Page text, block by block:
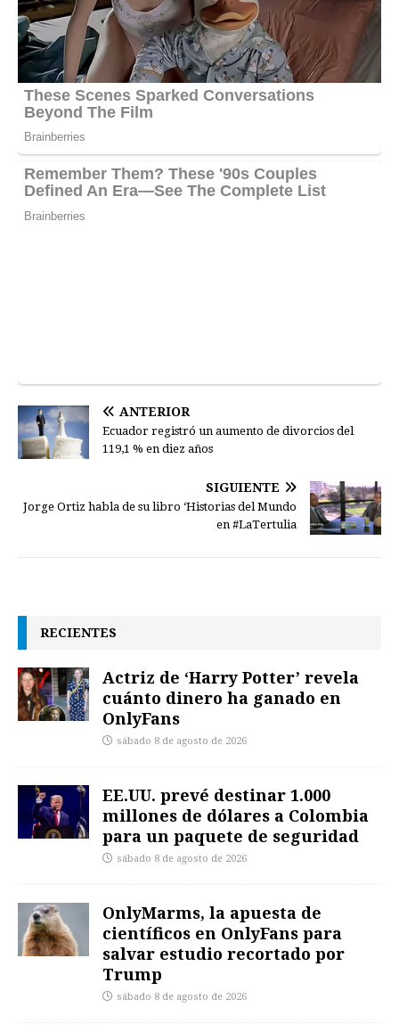
ANTERIOR
Ecuador registró un aumento de divorcios del
119,1 % en diez años
SIGUIENTE
Jorge Ortiz habla de su libro ‘Historias del Mundo
en #LaTertulia
RECIENTES
Actriz de ‘Harry Potter’ revela
cuánto dinero ha ganado en
OnlyFans
sábado 8 de agosto de 2026
EE.UU. prevé destinar 1.000
millones de dólares a Colombia
para un paquete de seguridad
sábado 8 de agosto de 2026
OnlyMarms, la apuesta de
científicos en OnlyFans para
salvar estudio recortado por
Trump
sábado 8 de agosto de 2026